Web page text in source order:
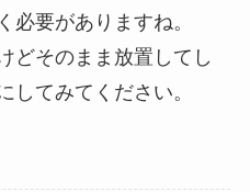
必要がありますね。
どそのまま放置してし
してみてください。